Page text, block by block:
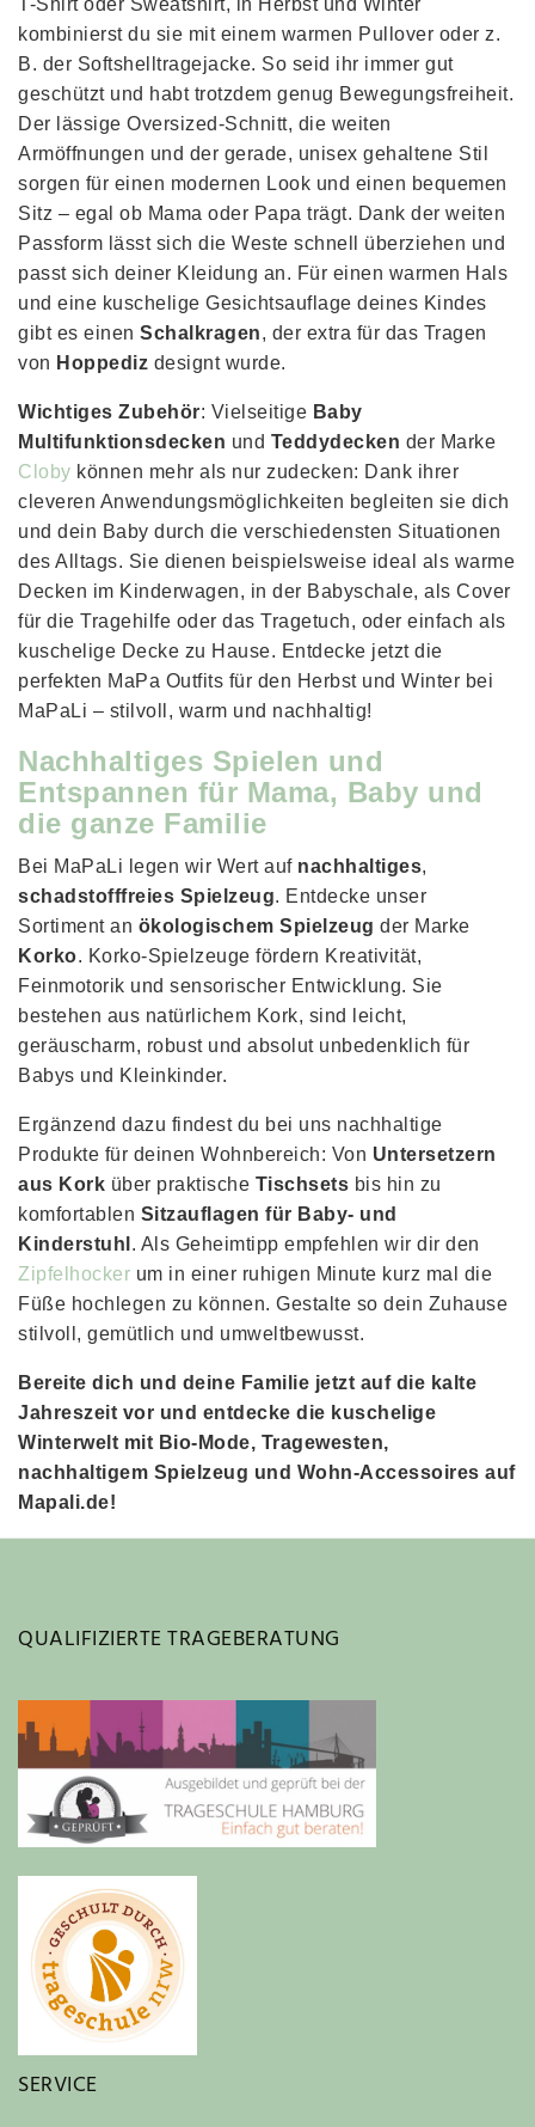
T-Shirt oder Sweatshirt, in Herbst und Winter
kombinierst du sie mit einem warmen Pullover oder z.
B. der Softshelltragejacke. So seid ihr immer gut
geschützt und habt trotzdem genug Bewegungsfreiheit.
Der lässige Oversized-Schnitt, die weiten
Armöffnungen und der gerade, unisex gehaltene Stil
sorgen für einen modernen Look und einen bequemen
Sitz – egal ob Mama oder Papa trägt. Dank der weiten
Passform lässt sich die Weste schnell überziehen und
passt sich deiner Kleidung an. Für einen warmen Hals
und eine kuschelige Gesichtsauflage deines Kindes
gibt es einen Schalkragen, der extra für das Tragen
von Hoppediz designt wurde.
Wichtiges Zubehör: Vielseitige Baby
Multifunktionsdecken und Teddydecken der Marke
Cloby können mehr als nur zudecken: Dank ihrer
cleveren Anwendungsmöglichkeiten begleiten sie dich
und dein Baby durch die verschiedensten Situationen
des Alltags. Sie dienen beispielsweise ideal als warme
Decken im Kinderwagen, in der Babyschale, als Cover
für die Tragehilfe oder das Tragetuch, oder einfach als
kuschelige Decke zu Hause. Entdecke jetzt die
perfekten MaPa Outfits für den Herbst und Winter bei
MaPaLi – stilvoll, warm und nachhaltig!
Nachhaltiges Spielen und
Entspannen für Mama, Baby und
die ganze Familie
Bei MaPaLi legen wir Wert auf nachhaltiges,
schadstofffreies Spielzeug. Entdecke unser
Sortiment an ökologischem Spielzeug der Marke
Korko. Korko-Spielzeuge fördern Kreativität,
Feinmotorik und sensorischer Entwicklung. Sie
bestehen aus natürlichem Kork, sind leicht,
geräuscharm, robust und absolut unbedenklich für
Babys und Kleinkinder.
Ergänzend dazu findest du bei uns nachhaltige
Produkte für deinen Wohnbereich: Von Untersetzern
aus Kork über praktische Tischsets bis hin zu
komfortablen Sitzauflagen für Baby- und
Kinderstuhl . Als Geheimtipp empfehlen wir dir den
Zipfelhocker um in einer ruhigen Minute kurz mal die
Füße hochlegen zu können. Gestalte so dein Zuhause
stilvoll, gemütlich und umweltbewusst.
Bereite dich und deine Familie jetzt auf die kalte
Jahreszeit vor und entdecke die kuschelige
Winterwelt mit Bio-Mode, Tragewesten,
nachhaltigem Spielzeug und Wohn-Accessoires auf
Mapali.de!
QUALIFIZIERTE TRAGEBERATUNG
SERVICE